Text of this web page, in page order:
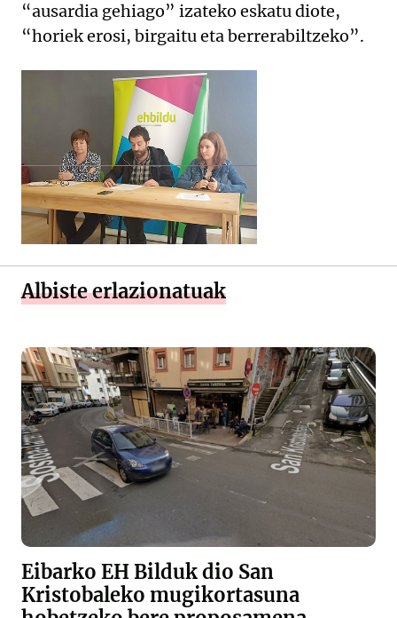
“ausardia gehiago” izateko eskatu diote,
“horiek erosi, birgaitu eta berrerabiltzeko”.
Albiste erlazionatuak
Eibarko EH Bilduk dio San
Kristobaleko mugikortasuna